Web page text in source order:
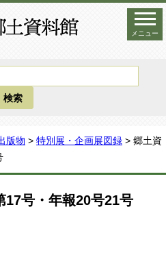
メニュー
版物 > 特別展・企画展図録 > 郷土資
17号・年報20号21号